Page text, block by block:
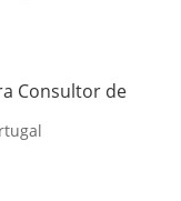
Consultor de